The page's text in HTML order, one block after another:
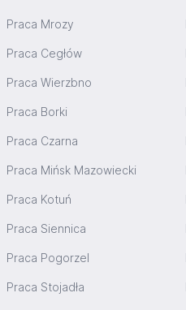
Praca Mrozy
Praca Cegłów
Praca Wierzbno
Praca Borki
Praca Czarna
Praca Mińsk Mazowiecki
Praca Kotuń
Praca Siennica
Praca Pogorzel
Praca Stojadła